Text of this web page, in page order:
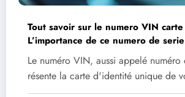
Tout savoir sur le numero VIN
L’importance de ce numero de
assurance auto
Le numéro VIN, aussi appelé numéro
résente la carte d'identité unique de